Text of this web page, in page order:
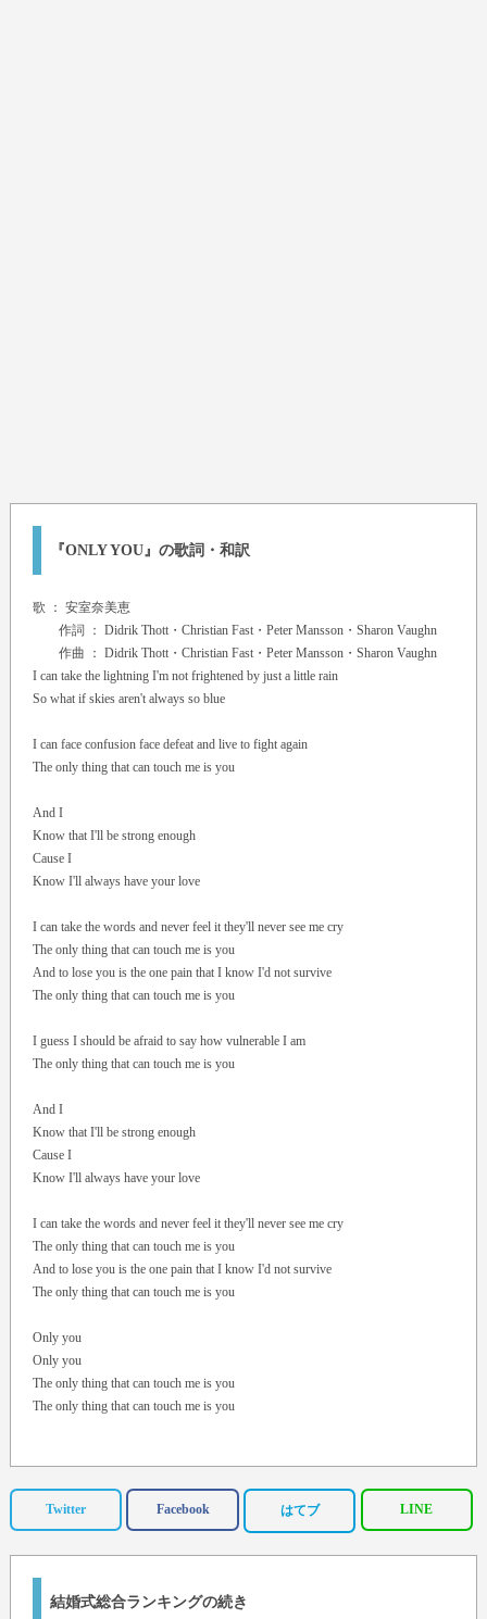
『ONLY YOU』の歌詞・和訳
歌 ： 安室奈美恵
作詞 ： Didrik Thott・Christian Fast・Peter Mansson・Sharon Vaughn
作曲 ： Didrik Thott・Christian Fast・Peter Mansson・Sharon Vaughn
I can take the lightning I'm not frightened by just a little rain
So what if skies aren't always so blue
I can face confusion face defeat and live to fight again
The only thing that can touch me is you
And I
Know that I'll be strong enough
Cause I
Know I'll always have your love
I can take the words and never feel it they'll never see me cry
The only thing that can touch me is you
And to lose you is the one pain that I know I'd not survive
The only thing that can touch me is you
I guess I should be afraid to say how vulnerable I am
The only thing that can touch me is you
And I
Know that I'll be strong enough
Cause I
Know I'll always have your love
I can take the words and never feel it they'll never see me cry
The only thing that can touch me is you
And to lose you is the one pain that I know I'd not survive
The only thing that can touch me is you
Only you
Only you
The only thing that can touch me is you
The only thing that can touch me is you
And to lose you is the one pain that I know I'd not survive
Twitter Facebook はてブ LINE
結婚式総合ランキングの続き